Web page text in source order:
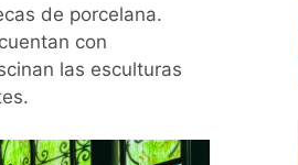
de porcelana.
con
las esculturas